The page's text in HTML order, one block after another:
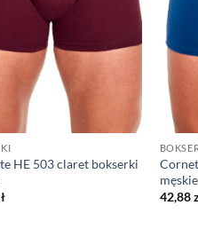
HE 503 claret bokserki
męskie
42,88